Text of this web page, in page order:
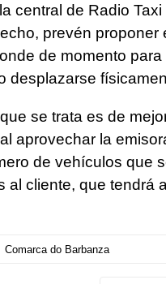
central de Radio
prevén proponer
de momento
desplazarse
se trata es de
aprovechar la
de vehículos que
al cliente, que tendrá
Comarca do Barbanza